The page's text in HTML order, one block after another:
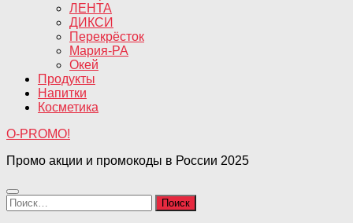
ЛЕНТА
ДИКСИ
Перекрёсток
Мария-РА
Окей
Продукты
Напитки
Косметика
O-PROMO!
Промо акции и промокоды в России 2025
Найти: